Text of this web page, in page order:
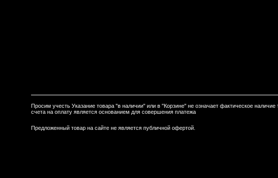
Просим учесть Указание товара "в наличии" или в "Корзине" не означает фактическое
счета на оплату является основанием для совершения платежа
Предложенный товар на сайте не является публичной офертой.